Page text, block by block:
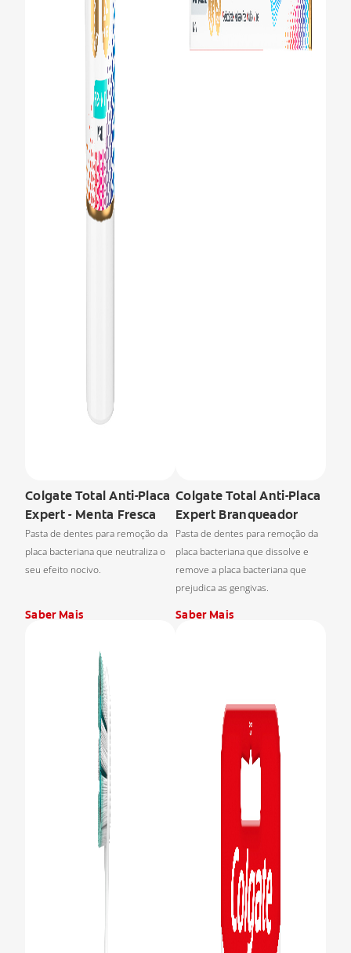
Colgate Total Anti-Placa
Expert - Menta Fresca
Pasta de dentes para remoção da
placa bacteriana que neutraliza o
seu efeito nocivo.
Saber Mais
Colgate Total Anti-Placa
Expert Branqueador
Pasta de dentes para remoção da
placa bacteriana que dissolve e
remove a placa bacteriana que
prejudica as gengivas.
Saber Mais